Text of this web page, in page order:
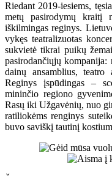
Riedant 2019-iesiems,
metų pasirodymų kraitį
iškilmingas reginys.
vykęs teatralizuotas
sukvietė tikrai puikų
pasirodančiųjų
dainų ansamblius,
Reginys įspūdingas –
mininčio regiono
Rasų iki Užgavėnių, nuo
ratiliokėms renginys
buvo saviškį tautinį